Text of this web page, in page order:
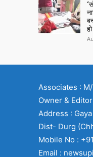
Associates :
Owner &
Address :
Dist- Durg
Mobile No :
Email :